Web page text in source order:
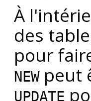
À
des
pour
NEWpeut
UPDATE